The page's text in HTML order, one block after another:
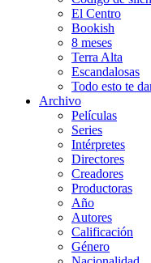
El Centro
Bookish
8 meses
Terra Alta
Escandalosas
Todo esto te
Archivo
Películas
Series
Intérpretes
Directores
Creadores
Productoras
Año
Autores
Calificación
Género